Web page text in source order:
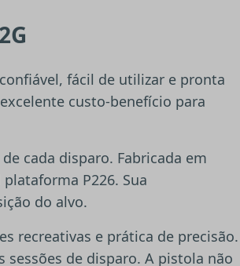
fácil de utilizar e pronta
custo-benefício para
cada disparo. Fabricada em
P226. Sua
do alvo.
recreativas e prática de precisão.
de disparo. A pistola não